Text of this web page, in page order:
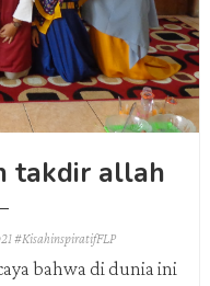
takdir allah
#kisahinspiratifFLP
bahwa di dunia ini